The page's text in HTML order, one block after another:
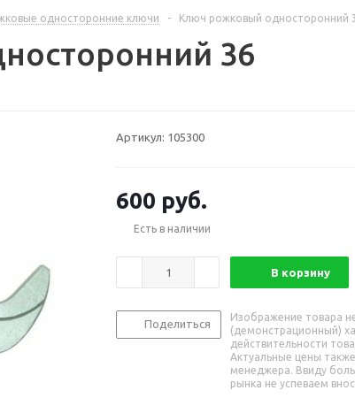
односторонние ключи - Ключ рожковый односторонний
36
Артикул: 105300
600 руб.
Есть в наличии
В корзину
Поделиться
Изображение товара
(демонстрационный)
действительности
Актуальные цены
менеджера. Ввиду
рынка не успеваем